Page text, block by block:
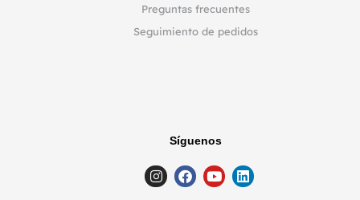
Preguntas frecuentes
Seguimiento de pedidos
Síguenos